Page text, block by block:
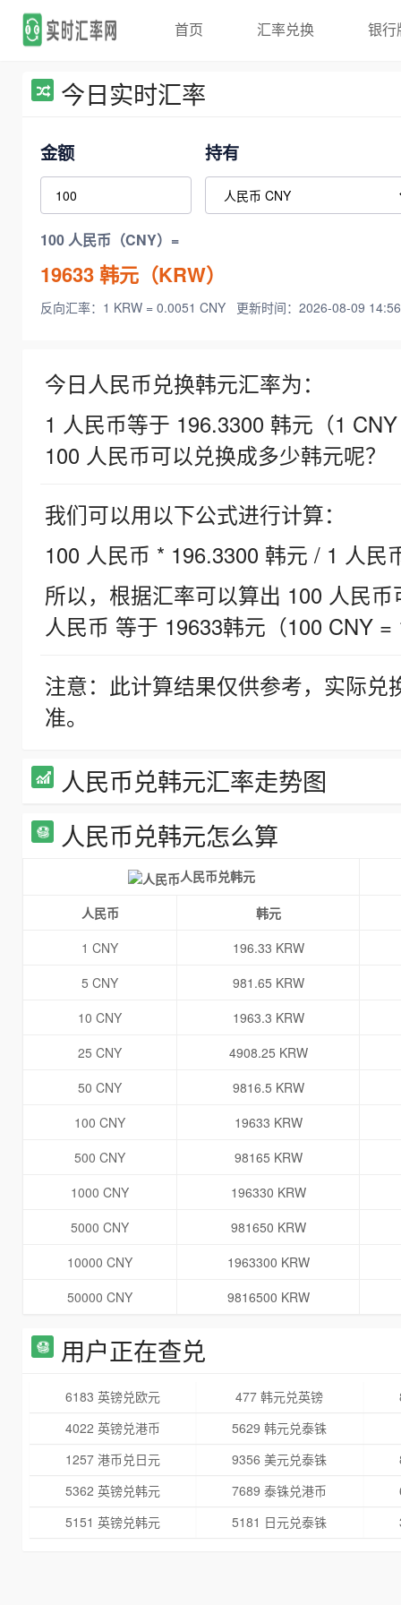
首页 汇率兑换 银行
今日实时汇率
金额 持有
100 人民币（CNY）=
19633韩元（KRW）
反向汇率：1 KRW = 0.0051 CNY 更新时间：2026-08-09
今日人民币兑换韩元汇率为：
1 人民币等于 196.3300 韩元（1
100 人民币可以兑换成多少韩元呢？
我们可以用以下公式进行计算：
100 人民币 * 196.3300 韩元 / 1 人民
所以，根据汇率可以算出 100 人民
人民币 等于 19633韩元（100 CNY =
注意：此计算结果仅供参考，实际
准。
人民币兑韩元汇率走势图
人民币兑韩元怎么算
人民币兑韩元
人民币
韩元
1 CNY
196.33 KRW
5 CNY
981.65 KRW
10 CNY
1963.3 KRW
25 CNY
4908.25 KRW
50 CNY
9816.5 KRW
100 CNY
19633 KRW
500 CNY
98165 KRW
1000 CNY
196330 KRW
5000 CNY
981650 KRW
10000 CNY
1963300 KRW
50000 CNY
9816500 KRW
用户正在查兑
6183 英镑兑欧元 477 韩元兑英镑
4022 英镑兑港币
5629 韩元兑泰铢
1257 港币兑日元
9356 美元兑泰铢
5362 英镑兑韩元
7689 泰铢兑港币
5151 英镑兑韩元
5181 日元兑泰铢